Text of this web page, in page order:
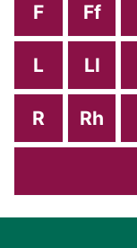
F Ff
L Ll
R Rh